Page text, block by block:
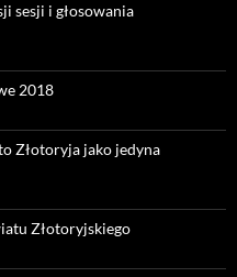
sesji i głosowania
2018
Złotoryja jako jedyna
Złotoryjskiego